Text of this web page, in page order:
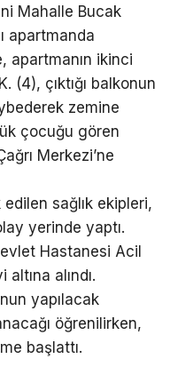
Mahalle Bucak
apartmanda
apartmanın ikinci
(4), çıktığı balkonun
zemine
çocuğu gören
Merkezi’ne
sağlık ekipleri,
yerinde yaptı.
Hastanesi Acil
alındı.
yapılacak
öğrenilirken,
başlattı.